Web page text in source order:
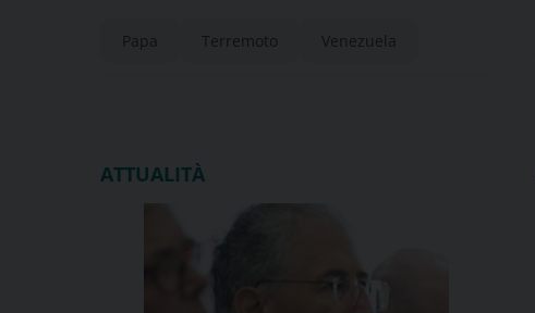
Papa Terremoto Venezuela
ATTUALITÀ